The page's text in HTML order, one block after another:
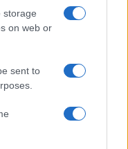
storage
on web or
sent to
népszerűbb